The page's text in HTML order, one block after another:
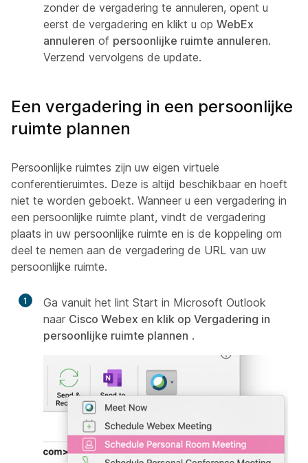
zonder de vergadering te annuleren, opent u
eerst de vergadering en klikt u op WebEx
annuleren of persoonlijke ruimte annuleren.
Verzend vervolgens de update.
Een vergadering in een persoonlijke
ruimte plannen
Persoonlijke ruimtes zijn uw eigen virtuele
conferentieruimtes. Deze is altijd beschikbaar en hoeft
niet te worden geboekt. Wanneer u een vergadering in
een persoonlijke ruimte plant, vindt de vergadering
plaats in uw persoonlijke ruimte en is de koppeling om
deel te nemen aan de vergadering de URL van uw
persoonlijke ruimte.
1
Ga vanuit het lint Start in Microsoft Outlook
naar Cisco Webex en klik op Vergadering in
persoonlijke ruimte plannen .